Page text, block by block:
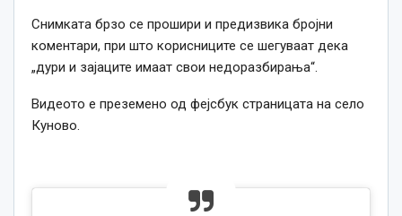
Снимката брзо се прошири и предизвика бројни
коментари, при што корисниците се шегуваат дека
„дури и зајаците имаат свои недоразбирања“.
Видеото е преземено од фејсбук страницата на село
Куново.